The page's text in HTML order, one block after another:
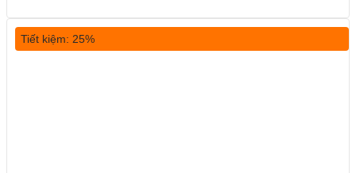
Tiết kiệm: 25%